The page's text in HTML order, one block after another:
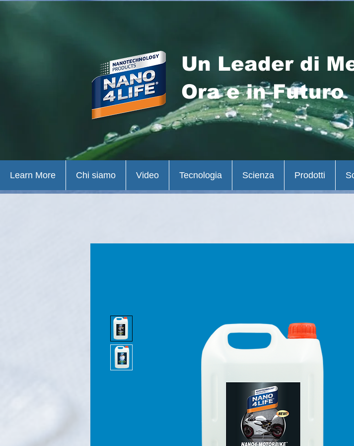
Un Leader di
Ora e in Futuro
Learn More Chi siamo Video Tecnologia Scienza Prodotti